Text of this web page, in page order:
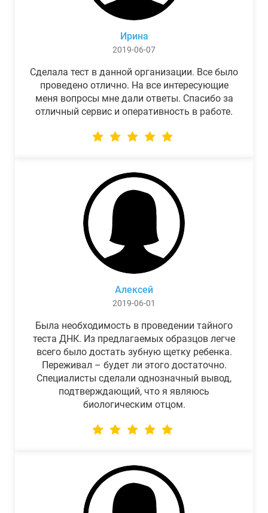
Ирина
2019-06-07
Сделала тест в данной организации. Все было
проведено отлично. На все интересующие
меня вопросы мне дали ответы. Спасибо за
отличный сервис и оперативность в работе.
Алексей
2019-06-01
Была необходимость в проведении тайного
теста ДНК. Из предлагаемых образцов легче
всего было достать зубную щетку ребенка.
Переживал – будет ли этого достаточно.
Специалисты сделали однозначный вывод,
подтверждающий, что я являюсь
биологическим отцом.